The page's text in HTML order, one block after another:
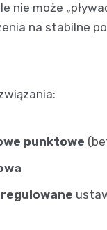
nie może
na stabilne
punktowe